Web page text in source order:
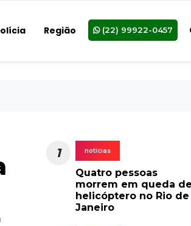
Região (22) 99922-0457
1 noticias
Quatro pessoas
morrem em queda de
helicóptero no Rio de
Janeiro